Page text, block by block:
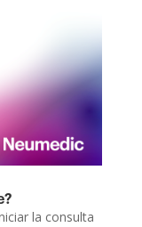
la consulta